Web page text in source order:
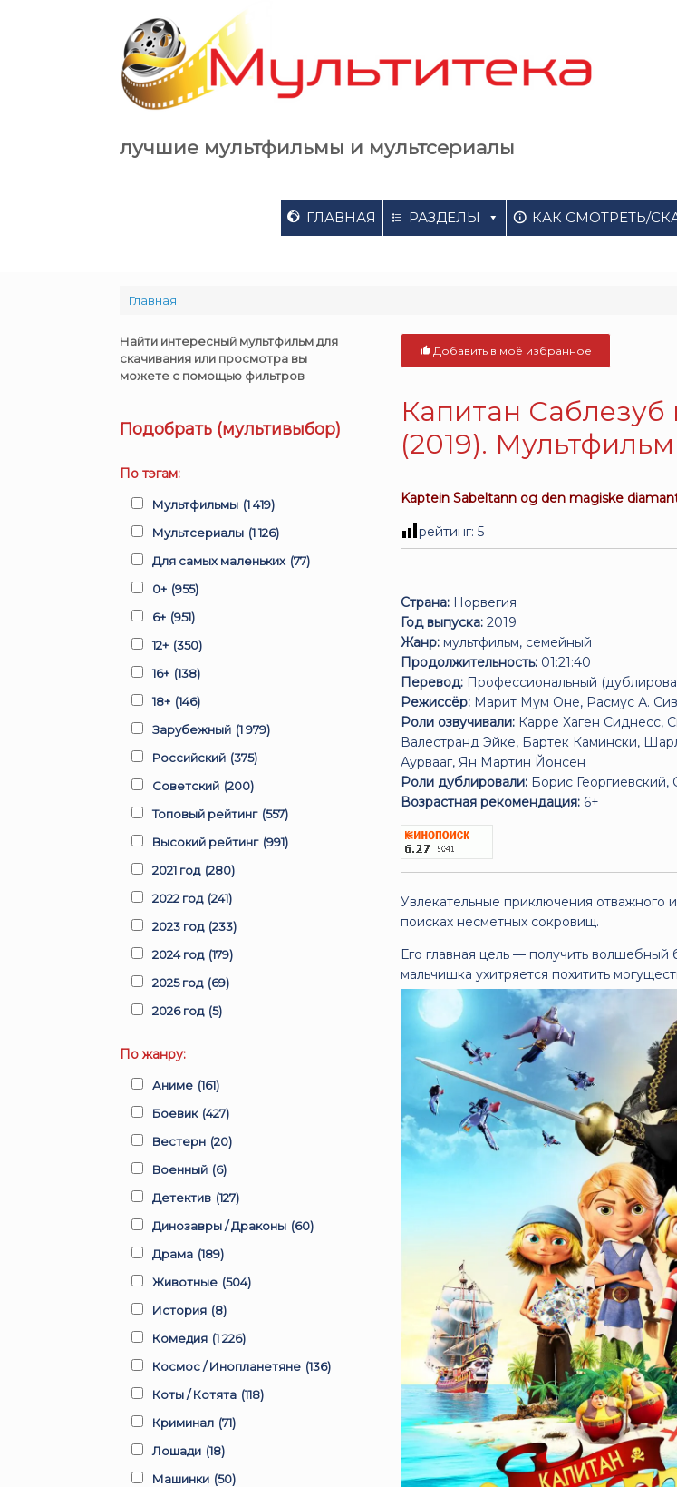
лучшие мультфильмы и мультсериалы
ГЛАВНАЯ РАЗДЕЛЫ КАК СМОТРЕТЬ/
Главная
Добавить в моё избранное
Капитан
(2019). Мультфильм
Kaptein Sabeltann og den magiske
рейтинг:5
Страна: Норвегия
Год выпуска: 2019
Жанр: мультфильм, семейный
Продолжительность: 01:21:40
Перевод: Профессиональный
Режиссёр: Марит Мум Оне, Расмус А.
Роли озвучивали: Карре Хаген Сиднесс,
Валестранд Эйке, Бартек Камински,
Аурвааг, Ян Мартин Йонсен
Роли дублировали: Борис
Возрастная рекомендация: 6+
Увлекательные приключения отважного
поисках несметных сокровищ.
Его главная цель — получить
мальчишка ухитряется похитить
Найти интересный мультфильм для
скачивания или просмотра вы
можете с помощью фильтров
Подобрать (мультивыбор)
По тэгам:
Мультфильмы (1 419)
Мультсериалы (1 126)
Для самых маленьких (77)
0+ (955)
6+ (951)
12+ (350)
16+ (138)
18+ (146)
Зарубежный (1 979)
Российский (375)
Советский (200)
Топовый рейтинг (557)
Высокий рейтинг (991)
2021 год (280)
2022 год (241)
2023 год (233)
2024 год (179)
2025 год (69)
2026 год (5)
По жанру:
Аниме (161)
Боевик (427)
Вестерн (20)
Военный (6)
Детектив (127)
Динозавры / Драконы (60)
Драма (189)
Животные (504)
История (8)
Комедия (1 226)
Космос / Инопланетяне (136)
Коты / Котята (118)
Криминал (71)
Лошади (18)
Машинки (50)